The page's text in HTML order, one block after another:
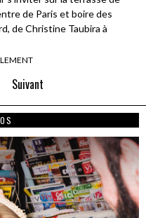
de Paris et boire des
de Christine Taubira à
Suivant